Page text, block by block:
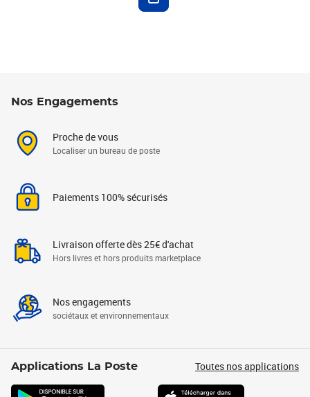
Nos Engagements
Proche de vous
Localiser un bureau de poste
Paiements 100% sécurisés
Livraison offerte dès 25€ d'achat
Hors livres et hors produits marketplace
Nos engagements
sociétaux et environnementaux
Applications La Poste Toutes nos applications